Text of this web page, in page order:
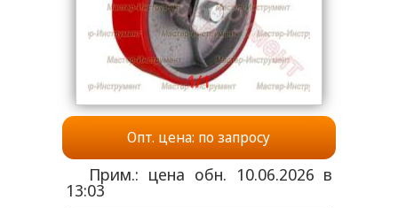
1/1
Опт. цена: по запросу
Прим.: цена обн. 10.06.2026 в
13:03